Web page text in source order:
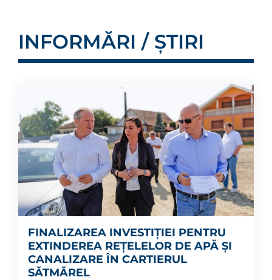
INFORMĂRI / ȘTIRI
FINALIZAREA INVESTIȚIEI PENTRU
EXTINDEREA REȚELELOR DE APĂ ȘI
CANALIZARE ÎN CARTIERUL
SĂTMĂREL